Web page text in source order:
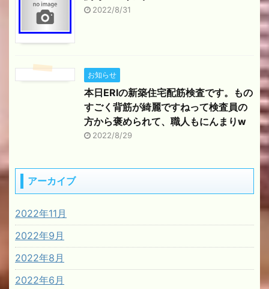
2022/8/31
お知らせ
本日ERIの新築住宅配筋検査です。もの
すごく背筋が綺麗ですねって検査員の
方から褒められて、職人もにんまりw
2022/8/29
アーカイブ
2022年11月
2022年9月
2022年8月
2022年6月